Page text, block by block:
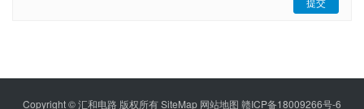
Copyright © 汇和电路 版权所有SiteMap 网站地图 赣ICP备18009266号-6